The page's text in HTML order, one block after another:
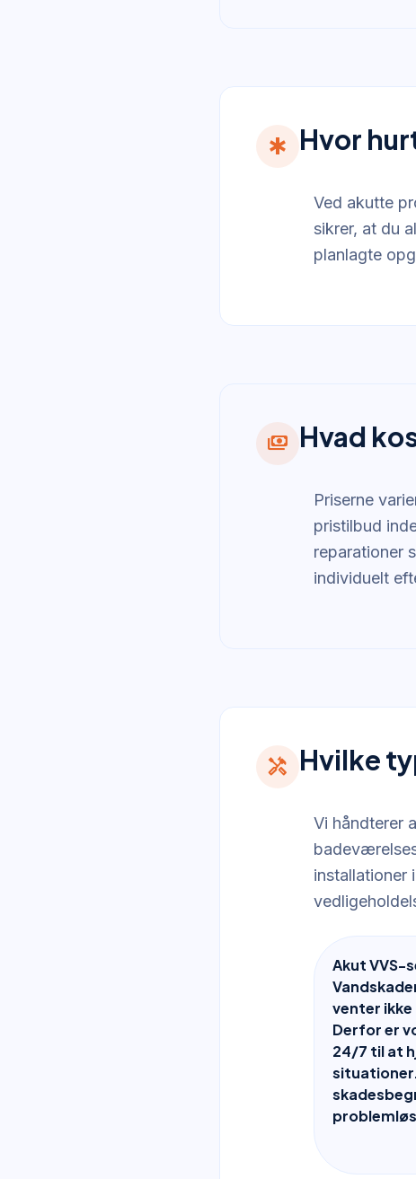
emergency Hvor
Ved akutte
sikrer, at du
planlagte
payments Hvad
Priserne
pristilbud
reparationer
individuelt
handyman Hvilke
Vi håndterer
installationer
Akut VVS-
venter
Derfor er
24/7 til at